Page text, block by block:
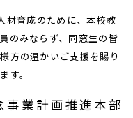
材育成のために、本校教
のみならず、同窓生の皆
方の温かいご支援を賜り
す。
業計画推進本部